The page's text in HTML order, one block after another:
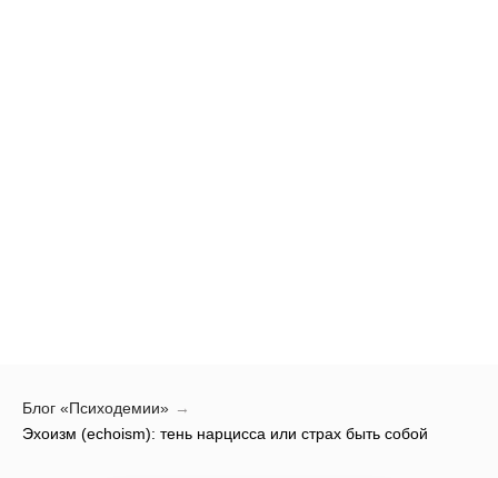
Блог «Психодемии» →
Эхоизм (echoism): тень нарцисса или страх быть собой